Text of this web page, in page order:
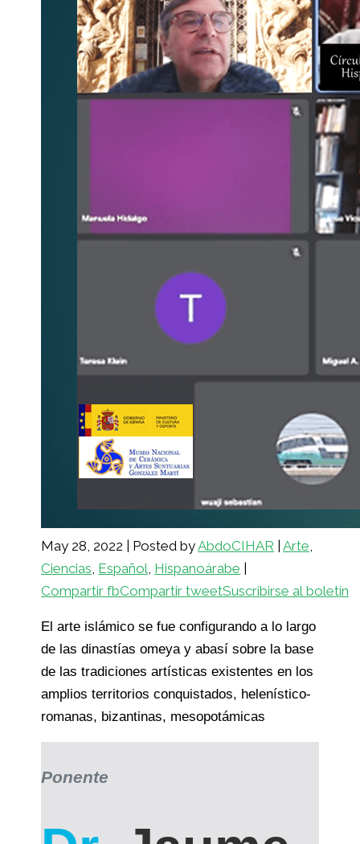
May 28, 2022 | Posted byAbdoCIHAR | Arte
Ciencias Español Hispanoárabe |
Compartir fbCompartir tweetSuscribirse al boletín
El arte islámico se fue configurando a lo largo
de las dinastías omeya y abasí sobre la base
de las tradiciones artísticas existentes en los
amplios territorios conquistados, helenístico-
romanas, bizantinas, mesopotámicas
Ponente